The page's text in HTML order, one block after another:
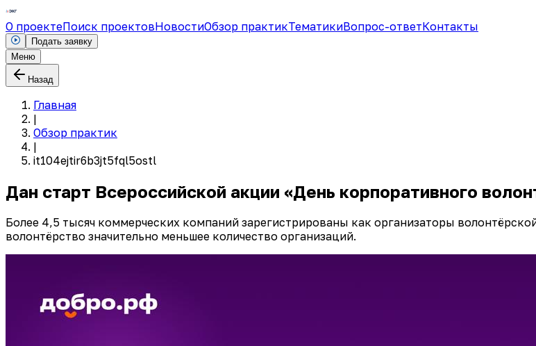
О проектеПоиск проектовНовостиОбзор практикТематикиВопрос-ответКонтакты
Подать заявку
Меню
Назад
Главная
|
Обзор практик
|
it104ejtir6b3jt5fql5ostl
Дан старт Всероссийской акции «День корпоративного
Более 4,5 тысяч коммерческих компаний зарегистрированы как организаторы
волонтёрство значительно меньшее количество организаций.